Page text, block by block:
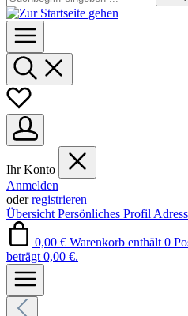
Ihr Konto
Anmelden
oderregistrieren
Übersicht Persönliches Profil
0,00 € Warenkorb enthält 0
beträgt 0,00 €.